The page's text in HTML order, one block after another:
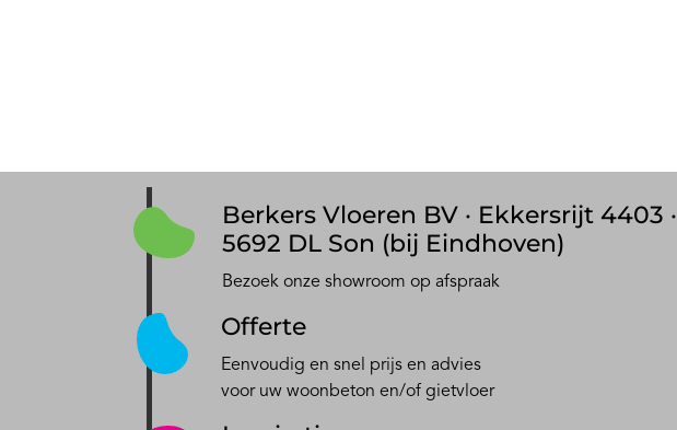
Berkers Vloeren BV · Ekkersrijt 4403 ·
5692 DL Son (bij Eindhoven)
Bezoek onze showroom op afspraak
Offerte
Eenvoudig en snel prijs en advies
voor uw woonbeton en/of gietvloer